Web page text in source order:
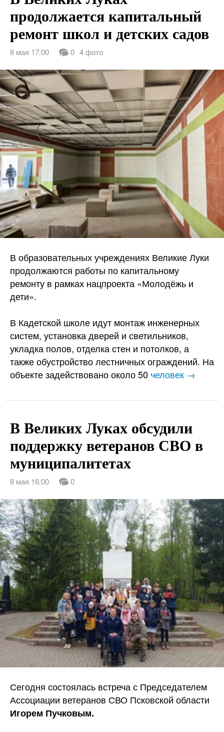
продолжается капитальный
ремонт школ и детских садов
8 мая 17:00 0 4 фото
В образовательных учреждениях Великие Луки
продолжаются работы по капитальному
ремонту в рамках нацпроекта «Молодёжь и
дети».
В Кадетской школе идут монтаж инженерных
систем, установка дверей и светильников,
укладка полов, отделка стен и потолков, а
также обустройство лестничных ограждений. На
объекте задействовано около 50 человек →
В Великих Луках обсудили
поддержку ветеранов СВО в
муниципалитетах
8 мая 16:00 0
Сегодня состоялась встреча с Председателем
Ассоциации ветеранов СВО Псковской области
Игорем Пучковым.